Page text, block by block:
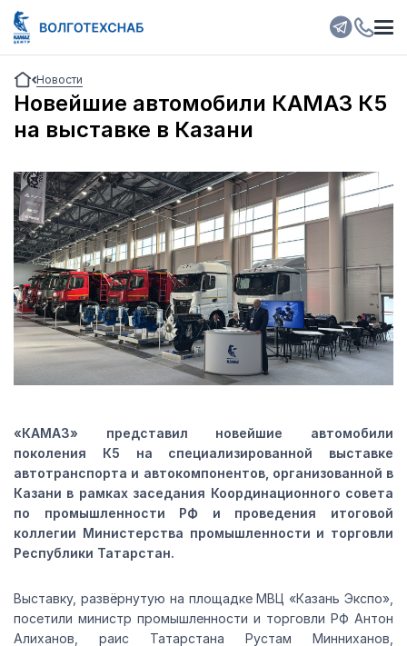
Новости
Новейшие автомобили КАМАЗ К5
на выставке в Казани
«КАМАЗ» представил новейшие автомобили
поколения К5 на специализированной выставке
автотранспорта и автокомпонентов, организованной в
Казани в рамках заседания Координационного совета
по промышленности РФ и проведения итоговой
коллегии Министерства промышленности и торговли
Республики Татарстан.
Выставку, развёрнутую на площадке МВЦ «Казань Экспо»,
посетили министр промышленности и торговли РФ Антон
Алиханов, раис Татарстана Рустам Минниханов,